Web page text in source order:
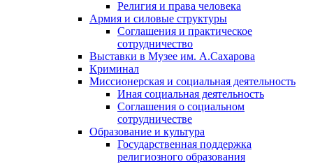
Религия и права человека
Армия и силовые структуры
Соглашения и практическое
сотрудничество
Выставки в Музее им. А.Сахарова
Криминал
Миссионерская и социальная деятельность
Иная социальная деятельность
Соглашения о социальном
сотрудничестве
Образование и культура
Государственная поддержка
религиозного образования